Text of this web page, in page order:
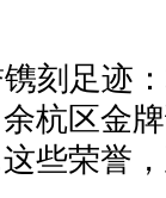
刻足迹
杭区金
些荣誉，